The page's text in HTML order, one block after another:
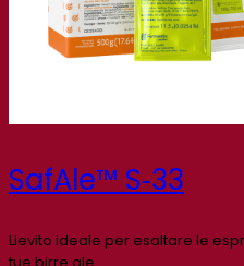
SafAle™ S‑33
Lievito ideale per esaltare le